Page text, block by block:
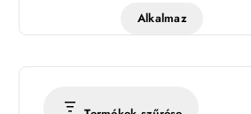
é
s
Alkalmaz